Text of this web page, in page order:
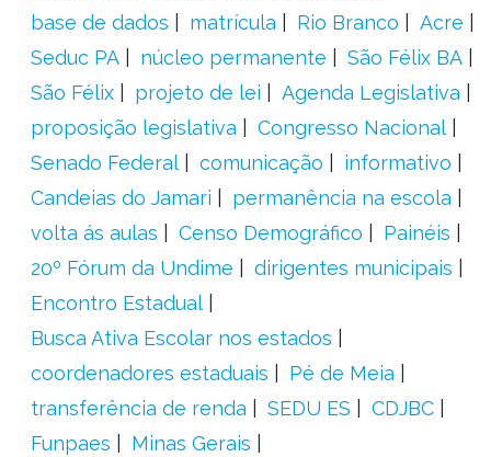
base de dados
matrícula Rio Branco
Acre
Seduc PA
núcleo permanente
São Félix BA
São Félix
projeto de lei
Agenda Legislativa
proposição legislativa
Congresso Nacional
Senado Federal
comunicação
informativo
Candeias do Jamari
permanência na escola
volta ás aulas
Censo Demográfico
Painéis
20º Fórum da Undime
dirigentes municipais
Encontro Estadual
Busca Ativa Escolar nos estados
coordenadores estaduais
Pé de Meia
transferência de renda
SEDU ES
CDJBC
Funpaes
Minas Gerais